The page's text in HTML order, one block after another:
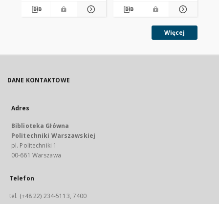
Więcej
DANE KONTAKTOWE
Adres
Biblioteka Główna
Politechniki Warszawskiej
pl. Politechniki 1
00-661 Warszawa
Telefon
tel. (+48 22) 234-5113, 7400